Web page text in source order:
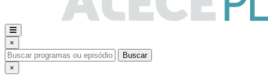
×
Buscar
×